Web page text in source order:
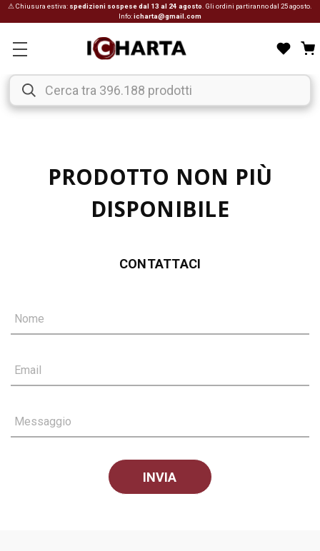
⚠ Chiusura estiva: spedizioni sospese dal 13 al 24 agosto . Gli ordini partiranno dal 25 agosto.
Info:icharta@gmail.com
PRODOTTO NON PIÙ
DISPONIBILE
CONTATTACI
Nome
Email
Messaggio